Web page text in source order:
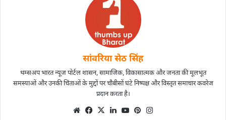
सांवरिया सेठ सिंह
थम्सअप भारत न्यूज पोर्टल शासन, सामाजिक, विकासात्मक और जनता की मूलभूत
समस्याओं और उनकी चिंताओं के मुद्दों पर चौबीसों घंटे निष्पक्ष और विस्तृत समाचार कवरेज
प्रदान करता है।